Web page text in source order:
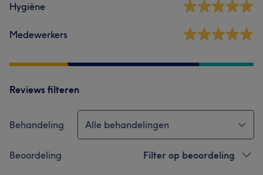
Hygiëne
Medewerkers
Reviews filteren
Behandeling Alle behandelingen
Beoordeling Filter op beoordeling